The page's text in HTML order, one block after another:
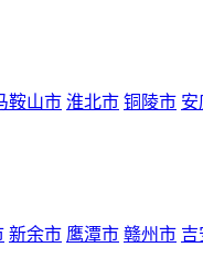
鞍山市 淮北市 铜陵市 安
新余市 鹰潭市 赣州市 吉